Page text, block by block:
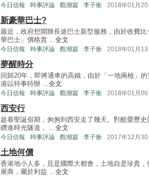
今日信報 時事評論 觀潮篇 李子衝 2018年01月20
新豪華巴士?
最近，政府想開辦長途巴士新型服務，由於收費
華巴士」價格貴 ...全文
今日信報 時事評論 觀潮篇 李子衝 2018年01月13
夢醒時分
回歸20年，即將通車的高鐵，由於「一地兩檢」
港以特事特辦 ...全文
今日信報 時事評論 觀潮篇 李子衝 2018年01月06
西安行
趁着聖誕假期，匆匆到西安走了幾天。對酷愛歷
鑽進時光隧道， ...全文
今日信報 時事評論 觀潮篇 李子衝 2017年12月30
土地何價
香港地小人多，且是國際大都會，土地自是珍貴
展商，屬於利益 ...全文